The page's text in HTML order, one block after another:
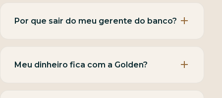
Por que sair do meu gerente do banco?
Meu dinheiro fica com a Golden?